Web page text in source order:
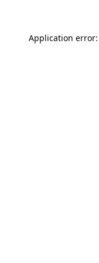
Application